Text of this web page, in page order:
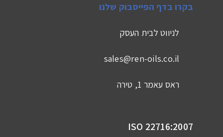
בקרו בדף הפייסבוק שלנו
לניווט לבית העסק
sales@ren-oils.co.il
ראס עאמר 1, טירה
ISO 22716:2007